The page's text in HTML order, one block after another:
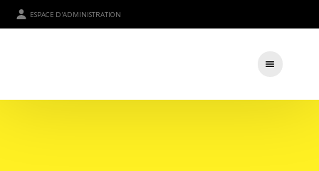
ESPACE D'ADMINISTRATION